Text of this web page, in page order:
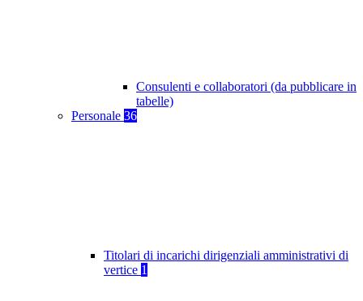
Consulenti e collaboratori (da pubblicare in
tabelle)
Personale 36
Titolari di incarichi dirigenziali amministrativi di
vertice 1